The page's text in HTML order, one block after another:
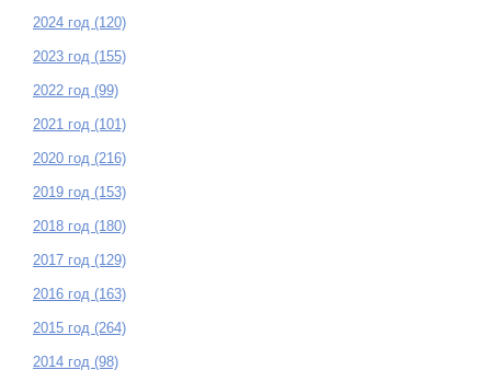
2024 год (120)
2023 год (155)
2022 год (99)
2021 год (101)
2020 год (216)
2019 год (153)
2018 год (180)
2017 год (129)
2016 год (163)
2015 год (264)
2014 год (98)